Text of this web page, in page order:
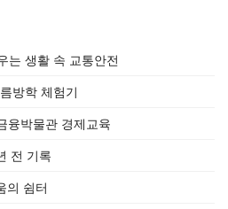
는 생활 속 교통안전
방학 체험기
융박물관 경제교육
전 기록
의 쉼터